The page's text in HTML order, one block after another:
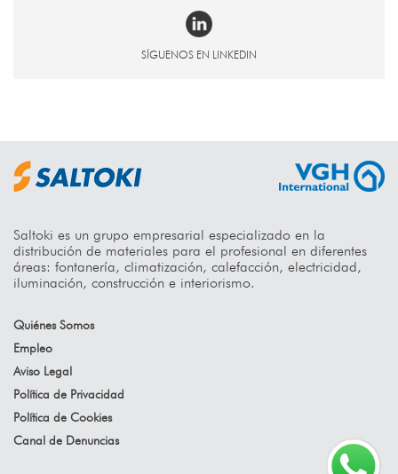
SÍGUENOS EN LINKEDIN
Saltoki es un grupo empresarial especializado en la
distribución de materiales para el profesional en diferentes
áreas: fontanería, climatización, calefacción, electricidad,
iluminación, construcción e interiorismo.
Quiénes Somos
Empleo
Aviso Legal
Política de Privacidad
Política de Cookies
Canal de Denuncias